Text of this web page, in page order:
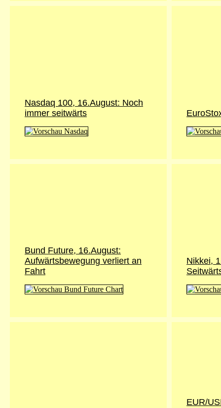
Nasdaq 100, 16.August: Noch
immer seitwärts
Bund Future, 16.August:
Aufwärtsbewegung verliert an
Fahrt
Nikkei,
EUR/